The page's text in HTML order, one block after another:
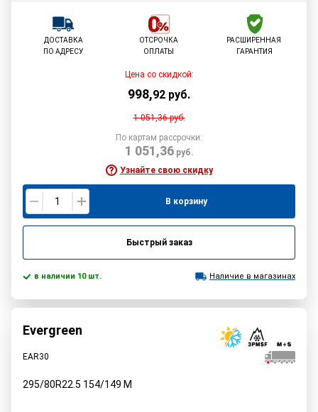
ДОСТАВКА
ПО АДРЕСУ
ОТСРОЧКА
ОПЛАТЫ
РАСШИРЕННАЯ
ГАРАНТИЯ
Цена со скидкой:
998,92 руб.
1 051,36руб.
По картам рассрочки:
1 051,36руб.
Узнайте свою скидку
В корзину
Быстрый заказ
в наличии 10 шт. Наличие в магазинах
Evergreen
EAR30
295/80R22.5 154/149 M